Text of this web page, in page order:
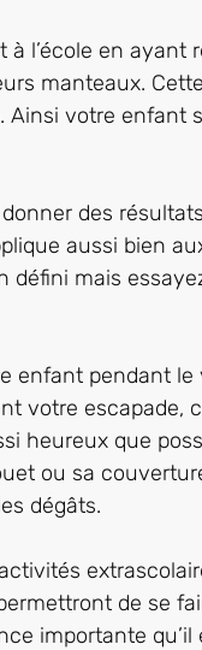
l’école en ayant
manteaux.
Ainsi votre enfant
des
aussi bien
défini mais
enfant pendant le
votre escapade,
heureux que
ou sa
dégâts.
de se
importante qu’il